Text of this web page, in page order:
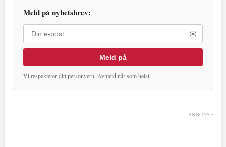
Meld på nyhetsbrev:
✉
Meld på
Vi respekterer ditt personvern. Avmeld når som helst.
ANNONSE